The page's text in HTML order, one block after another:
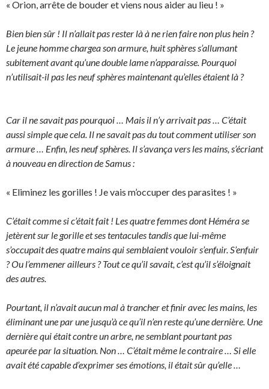
« Orion, arrête de bouder et viens nous aider au lieu ! »
Bien bien sûr ! Il n’allait pas rester là à ne rien faire non plus hein ?
Le jeune homme chargea son armure, huit sphères s’allumant
subitement avant qu’une double lame n’apparaisse. Pourquoi
n’utilisait-il pas les neuf sphères maintenant qu’elles étaient là ?
Car il ne savait pas pourquoi … Mais il n’y arrivait pas … C’était
aussi simple que cela. Il ne savait pas du tout comment utiliser son
armure … Enfin, les neuf sphères. Il s’avança vers les mains, s’écriant
à nouveau en direction de Samus :
« Eliminez les gorilles ! Je vais m’occuper des parasites ! »
C’était comme si c’était fait ! Les quatre femmes dont Héméra se
jetèrent sur le gorille et ses tentacules tandis que lui-même
s’occupait des quatre mains qui semblaient vouloir s’enfuir. S’enfuir
? Ou l’emmener ailleurs ? Tout ce qu’il savait, c’est qu’il s’éloignait
des autres.
Pourtant, il n’avait aucun mal à trancher et finir avec les mains, les
éliminant une par une jusqu’à ce qu’il n’en reste qu’une dernière. Une
dernière qui était contre un arbre, ne semblant pourtant pas
apeurée par la situation. Non … C’était même le contraire … Si elle
avait été capable d’exprimer ses émotions, il était sûr qu’elle …